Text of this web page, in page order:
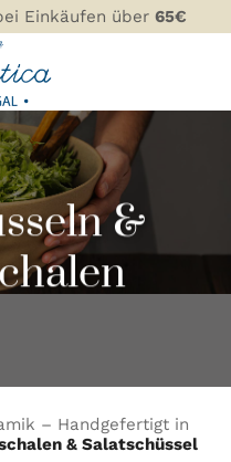
Einkäufen über 65€
&
– Handgefertigt in
& Salatschüssel